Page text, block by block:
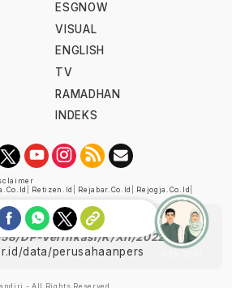
ESGNOW
VISUAL
ENGLISH
TV
RAMADHAN
INDEKS
Retizen.id Rejabar.co.id Rejogja.co.id
oleh Dewan Pers
DP-Verifikasi/K/XII/2022
data/perusahaanpers
- All Rights Reserved.